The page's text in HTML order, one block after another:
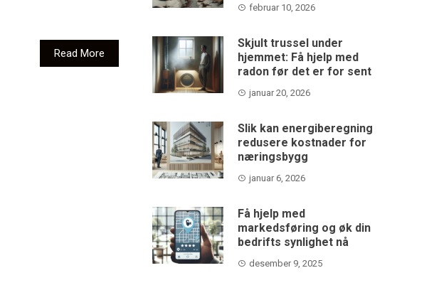
Read More
februar 10, 2026
Skjult trussel under
hjemmet: Få hjelp med
radon før det er for sent
januar 20, 2026
Slik kan energiberegning
redusere kostnader for
næringsbygg
januar 6, 2026
Få hjelp med
markedsføring og øk din
bedrifts synlighet nå
desember 9, 2025